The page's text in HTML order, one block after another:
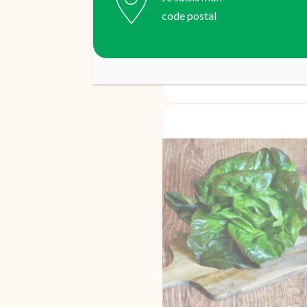
code postal